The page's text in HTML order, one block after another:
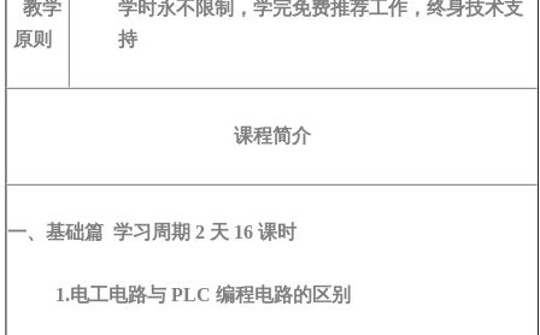
教学
原则
学时永不限制，学完免费推荐工作，终身技术支
持
课程简介
一、基础篇 学习周期 2 天 16 课时
1.电工电路与 PLC 编程电路的区别